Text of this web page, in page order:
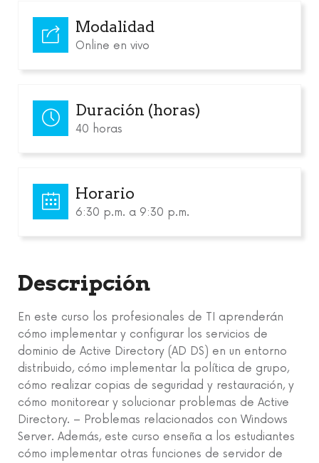
Modalidad
Online en vivo
Duración (horas)
40 horas
Horario
6:30 p.m. a 9:30 p.m.
Descripción
En este curso los profesionales de TI aprenderán
cómo implementar y configurar los servicios de
dominio de Active Directory (AD DS) en un entorno
distribuido, cómo implementar la política de grupo,
cómo realizar copias de seguridad y restauración, y
cómo monitorear y solucionar problemas de Active
Directory. – Problemas relacionados con Windows
Server. Además, este curso enseña a los estudiantes
cómo implementar otras funciones de servidor de